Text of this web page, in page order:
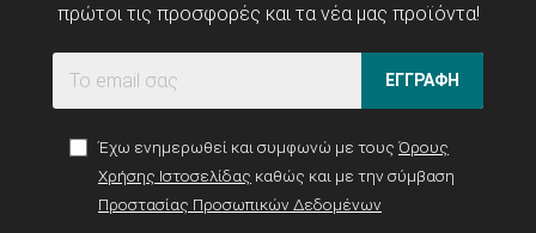
πρώτοι τις προσφορές και τα νέα μας προϊόντα!
ΕΓΓΡΑΦΗ
Έχω ενημερωθεί και συμφωνώ με τους Όρους
Χρήσης Ιστοσελίδας καθώς και με την σύμβαση
Προστασίας Προσωπικών Δεδομένων